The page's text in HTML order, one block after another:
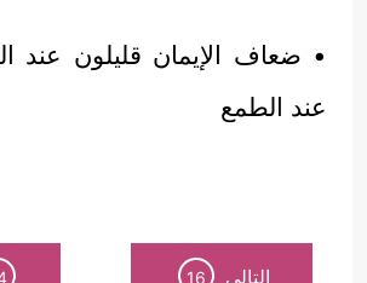
• ضعاف الإيمان قليلون عند
عند الطمع
التالي 16